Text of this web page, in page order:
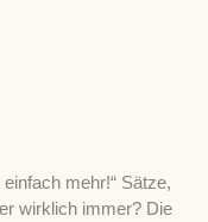
mehr!“ Sätze,
wirklich immer? Die